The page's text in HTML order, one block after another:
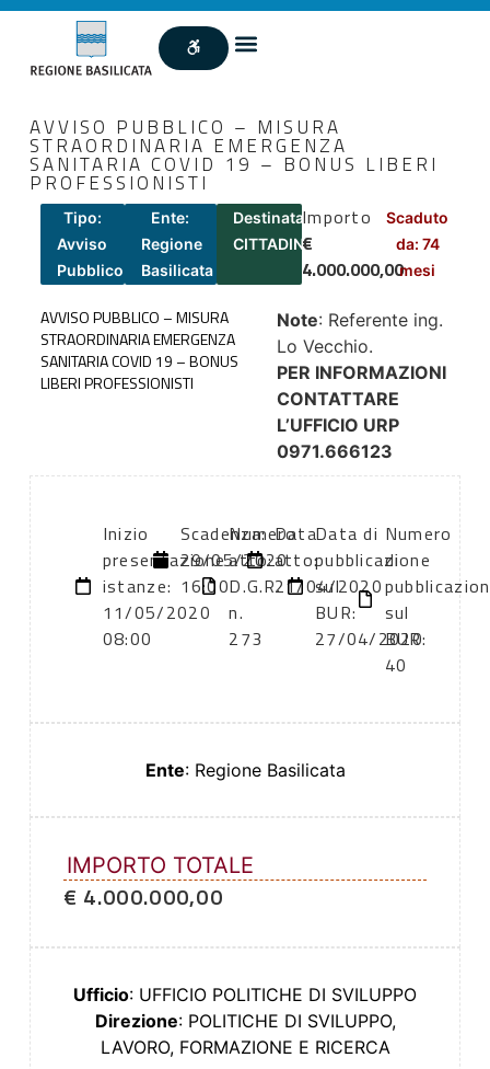
AVVISO PUBBLICO – MISURA
STRAORDINARIA EMERGENZA
SANITARIA COVID 19 – BONUS LIBERI
PROFESSIONISTI
Tipo:
Avviso
Pubblico
Ente:
Regione
Basilicata
Destinatari:
CITTADINI
Importo
€
4.000.000,00
Scaduto
da: 74
mesi
AVVISO PUBBLICO – MISURA
STRAORDINARIA EMERGENZA
SANITARIA COVID 19 – BONUS
LIBERI PROFESSIONISTI
Note: Referente ing.
Lo Vecchio.
PER INFORMAZIONI
CONTATTARE
L’UFFICIO URP
0971.666123
Inizio
presentazione
istanze:
11/05/2020
08:00
Scadenza:
29/05/2020
16:00
Numero
atto:
D.G.R.
n.
273
Data
atto:
21/04/2020
Data di
pubblicazione
sul
BUR:
27/04/2020
Numero
di
sul
BUR:
40
Ente: Regione Basilicata
IMPORTO TOTALE
€ 4.000.000,00
Ufficio: UFFICIO POLITICHE DI SVILUPPO
Direzione: POLITICHE DI SVILUPPO,
LAVORO, FORMAZIONE E RICERCA